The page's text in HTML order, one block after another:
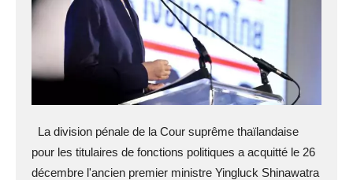
La division pénale de la Cour suprême thaïlandaise
pour les titulaires de fonctions politiques a acquitté le 26
décembre l'ancien premier ministre Yingluck Shinawatra